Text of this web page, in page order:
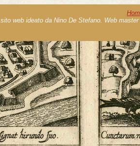
sito web ideato da Nino De Stefano. Web